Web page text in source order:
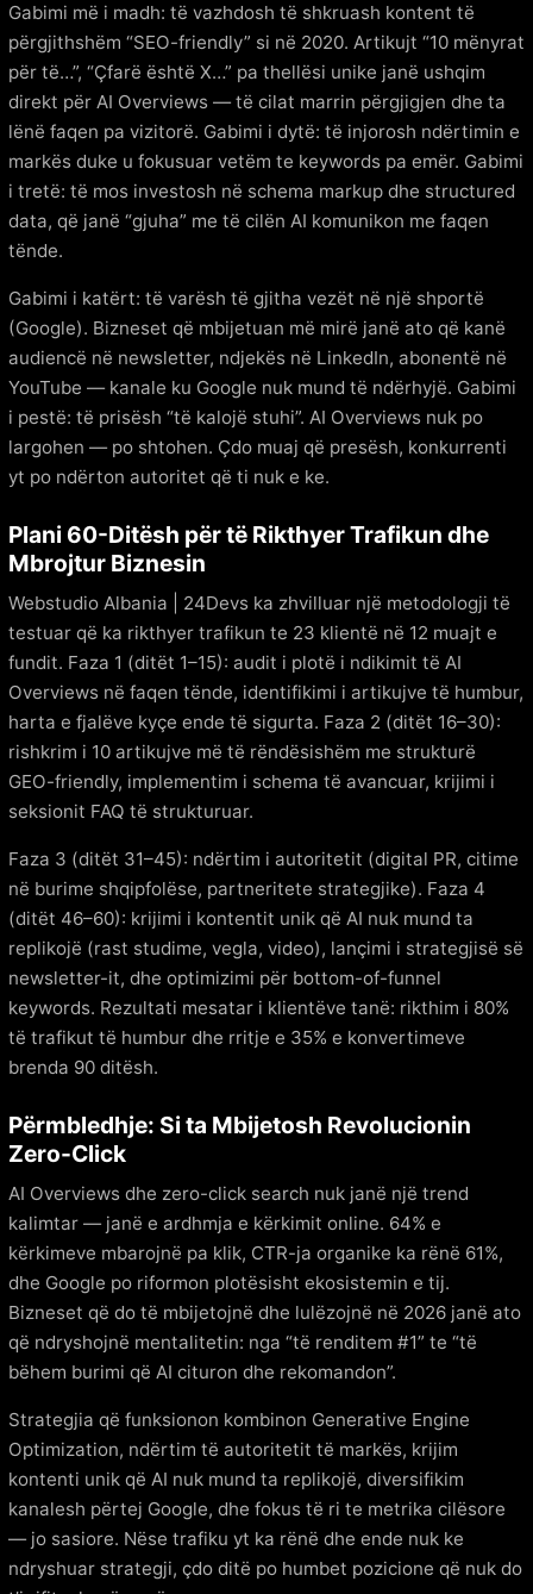
Gabimi më i madh: të vazhdosh të shkruash kontent të
përgjithshëm “SEO-friendly” si në 2020. Artikujt “10 mënyrat
për të…”, “Çfarë është X…” pa thellësi unike janë ushqim
direkt për AI Overviews — të cilat marrin përgjigjen dhe ta
lënë faqen pa vizitorë. Gabimi i dytë: të injorosh ndërtimin e
markës duke u fokusuar vetëm te keywords pa emër. Gabimi
i tretë: të mos investosh në schema markup dhe structured
data, që janë “gjuha” me të cilën AI komunikon me faqen
tënde.
Gabimi i katërt: të varësh të gjitha vezët në një shportë
(Google). Bizneset që mbijetuan më mirë janë ato që kanë
audiencë në newsletter, ndjekës në LinkedIn, abonentë në
YouTube — kanale ku Google nuk mund të ndërhyjë. Gabimi
i pestë: të prisësh “të kalojë stuhi”. AI Overviews nuk po
largohen — po shtohen. Çdo muaj që presësh, konkurrenti
yt po ndërton autoritet që ti nuk e ke.
Plani 60-Ditësh për të Rikthyer Trafikun dhe
Mbrojtur Biznesin
Webstudio Albania | 24Devs ka zhvilluar një metodologji të
testuar që ka rikthyer trafikun te 23 klientë në 12 muajt e
fundit. Faza 1 (ditët 1–15): audit i plotë i ndikimit të AI
Overviews në faqen tënde, identifikimi i artikujve të humbur,
harta e fjalëve kyçe ende të sigurta. Faza 2 (ditët 16–30):
rishkrim i 10 artikujve më të rëndësishëm me strukturë
GEO-friendly, implementim i schema të avancuar, krijimi i
seksionit FAQ të strukturuar.
Faza 3 (ditët 31–45): ndërtim i autoritetit (digital PR, citime
në burime shqipfolëse, partneritete strategjike). Faza 4
(ditët 46–60): krijimi i kontentit unik që AI nuk mund ta
replikojë (rast studime, vegla, video), lançimi i strategjisë së
newsletter-it, dhe optimizimi për bottom-of-funnel
keywords. Rezultati mesatar i klientëve tanë: rikthim i 80%
të trafikut të humbur dhe rritje e 35% e konvertimeve
brenda 90 ditësh.
Përmbledhje: Si ta Mbijetosh Revolucionin
Zero-Click
AI Overviews dhe zero-click search nuk janë një trend
kalimtar — janë e ardhmja e kërkimit online. 64% e
kërkimeve mbarojnë pa klik, CTR-ja organike ka rënë 61%,
dhe Google po riformon plotësisht ekosistemin e tij.
Bizneset që do të mbijetojnë dhe lulëzojnë në 2026 janë ato
që ndryshojnë mentalitetin: nga “të renditem #1” te “të
bëhem burimi që AI cituron dhe rekomandon”.
Strategjia që funksionon kombinon Generative Engine
Optimization, ndërtim të autoritetit të markës, krijim
kontenti unik që AI nuk mund ta replikojë, diversifikim
kanalesh përtej Google, dhe fokus të ri te metrika cilësore
— jo sasiore. Nëse trafiku yt ka rënë dhe ende nuk ke
ndryshuar strategji, çdo ditë po humbet pozicione që nuk do